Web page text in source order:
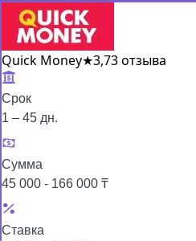
Quick Money★3,73 отзыва
Срок
1 – 45 дн.
Сумма
45 000 - 166 000 ₸
Ставка